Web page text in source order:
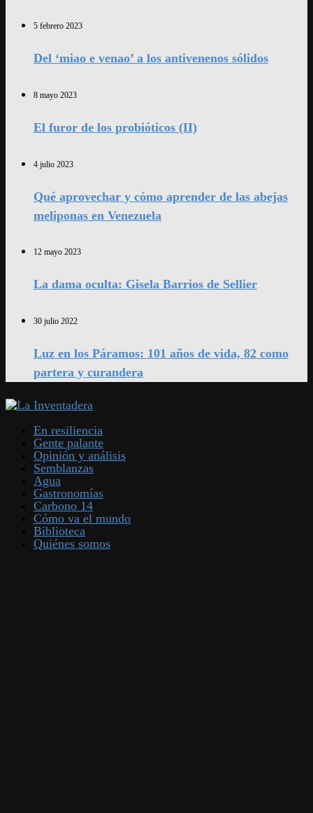
5 febrero 2023
Del ‘miao e venao’ a los antivenenos sólidos
8 mayo 2023
El furor de los probióticos (II)
4 julio 2023
Qué aprovechar y cómo aprender de las abejas
meliponas en Venezuela
12 mayo 2023
La dama oculta: Gisela Barrios de Sellier
30 julio 2022
Luz en los Páramos: 101 años de vida, 82 como
partera y curandera
En resiliencia
Gente palante
Opinión y análisis
Semblanzas
Agua
Gastronomías
Carbono 14
Cómo va el mundo
Biblioteca
Quiénes somos